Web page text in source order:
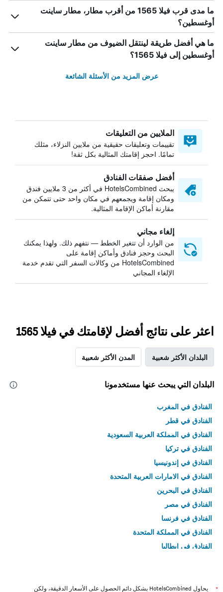
ما مدى قرب فيلا 1565 من أقرب مطار، مطار ساينت
أوغسطين؟
ما هي أفضل طريقة لينتقل الضيوف من مطار ساينت
أوغسطين إلى فيلا 1565؟
عرض المزيد من الأسئلة الشائعة
الملايين من التعليقات
تقييمات وتعليقات حقيقية من ملايين النزلاء، مثلك
تمامًا. احجز إقامتك المثالية بكل ثقة!
أفضل صفقات الفنادق
يبحث HotelsCombined في أكثر من 3 ملايين فندق
ومكان إقامة ويجمعهم في مكان واحد حتى تتمكن من
مقارنة أماكن الإقامة المثالية.
إلغاء مجاني
من الوارد أن تتغير الخطط — نتفهم ذلك. ولهذا يمكنك
البحث وحجز فنادق وأماكن إقامة على
HotelsCombined من وكالات السفر التي تقدم خدمة
الإلغاء المجاني
اعثر على نتائج أفضل لإقامتك في فيلا 1565
البلدان الأكثر شعبية المدن الأكثر شعبية
البلدان التي يبحث عنها مستخدمونا
الفنادق في المغرب
الفنادق في قطر
الفنادق في المملكة العربية السعودية
الفنادق في تركيا
الفنادق في إندونيسيا
الفنادق في الامارات العربية المتحدة
الفنادق في البحرين
الفنادق في مصر
الفنادق في فرنسا
الفنادق في المملكة المتحدة
الفنادق في إيطاليا
* يحاول HotelsCombined بشكل دائم الحصول على الأسعار الدقيقة، ولكن